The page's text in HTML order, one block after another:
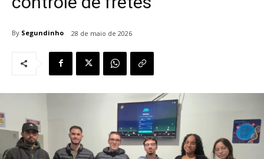
By Segundinho 28 de maio de 2026